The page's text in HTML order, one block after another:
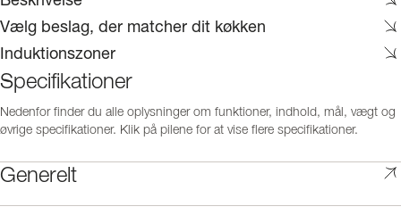
Vælg beslag, der matcher dit køkken
Induktionszoner
Specifikationer
Nedenfor finder du alle oplysninger om funktioner, indhold, mål, vægt og
øvrige specifikationer. Klik på pilene for at vise flere specifikationer.
Generelt